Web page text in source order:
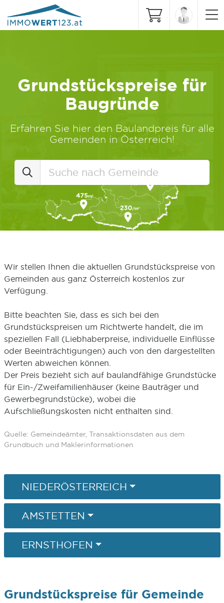
Grundstückspreise für
Baugründe
Erfahren Sie hier den Baulandpreis für alle
Gemeinden in Österreich!
Wir stellen Ihnen die aktuellen Grundstückspreise von
Gemeinden aus ganz Österreich kostenlos zur
Verfügung.
Bitte beachten Sie, dass es sich bei den
Grundstückspreisen um Richtwerte handelt, die im
speziellen Fall (Liebhaberpreise, individuelle Einflüsse
oder Beeinträchtigungen) auch von den dargestellten
Werten abweichen können.
Der Preis bezieht sich auf baulandfähige Grundstücke
für Ein-/Zweifamilienhäuser (keine Bauträger und
Gewerbegrundstücke), wobei die
Aufschließungskosten nicht enthalten sind.
Quelle: Gemeindeämter, Transaktionsdaten aus dem
Grundbuch und Maklerinformationen
NIEDERÖSTERREICH
AMSTETTEN
ERNSTHOFEN
Grundstückspreise für Gemeinde